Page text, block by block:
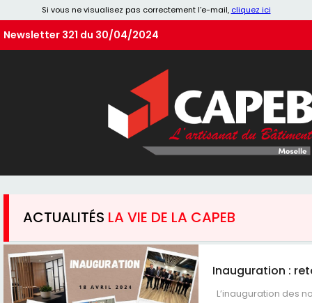
Si vous ne visualisez pas correctement l’e-mail, cliquez ici
Newsletter 321 du 30/04/2024
ACTUALITÉS LA VIE DE LA CAPEB
Inauguration :
L’inauguration des